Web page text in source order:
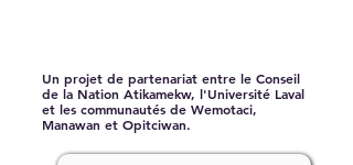
Un projet de partenariat entre le Conseil
de la Nation Atikamekw, l'Université Laval
et les communautés de Wemotaci,
Manawan et Opitciwan.